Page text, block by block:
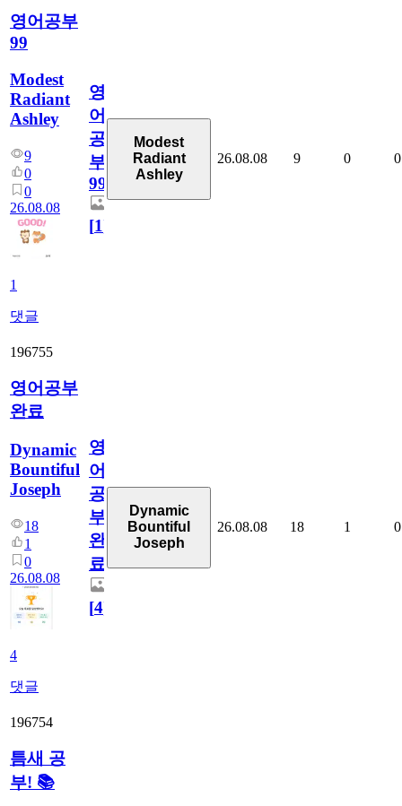
영어공부
99
Modest
Radiant
Ashley
9
0
0
26.08.08
1
댓글
영
어
공
부
99
[1]
Modest
Radiant
Ashley
26.08.08 9 0 0
196755
영어공부
완료
Dynamic
Bountiful
Joseph
18
1
0
26.08.08
4
댓글
영
어
공
부
완
료
[4]
Dynamic
Bountiful
Joseph
26.08.08 18 1 0
196754
틈새 공
부! 📚